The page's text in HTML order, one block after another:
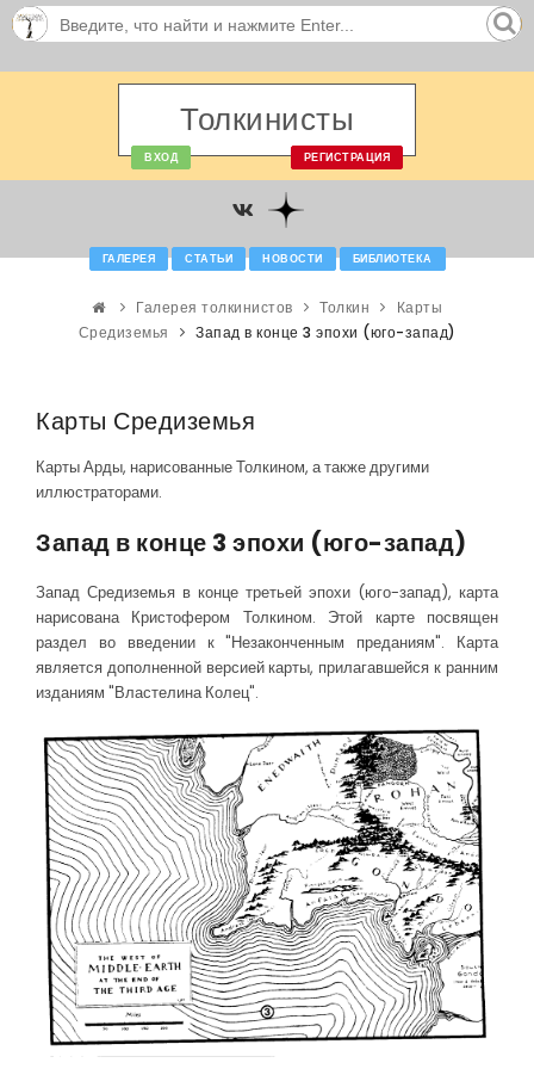
Толкинисты
ВХОД РЕГИСТРАЦИЯ
ГАЛЕРЕЯ СТАТЬИ НОВОСТИ БИБЛИОТЕКА
Галерея толкинистов Толкин
Карты
Средиземья
Запад в конце 3 эпохи (юго-запад)
Карты Средиземья
Карты Арды, нарисованные Толкином, а также другими
иллюстраторами.
Запад в конце 3 эпохи (юго-запад)
Запад Средиземья в конце третьей эпохи (юго-запад), карта
нарисована Кристофером Толкином. Этой карте посвящен
раздел во введении к "Незаконченным преданиям". Карта
является дополненной версией карты, прилагавшейся к ранним
изданиям "Властелина Колец".